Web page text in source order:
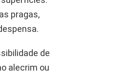
pragas,
de
alecrim ou